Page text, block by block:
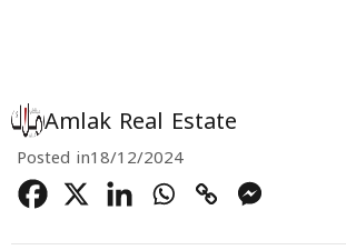
Amlak Real Estate
Posted in18/12/2024